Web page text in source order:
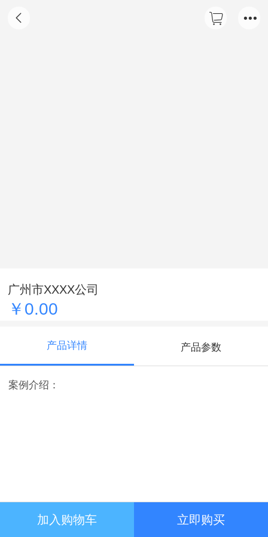
广州市XXXX公司
￥0.00
产品详情 产品参数
案例介绍：
加入购物车 立即购买